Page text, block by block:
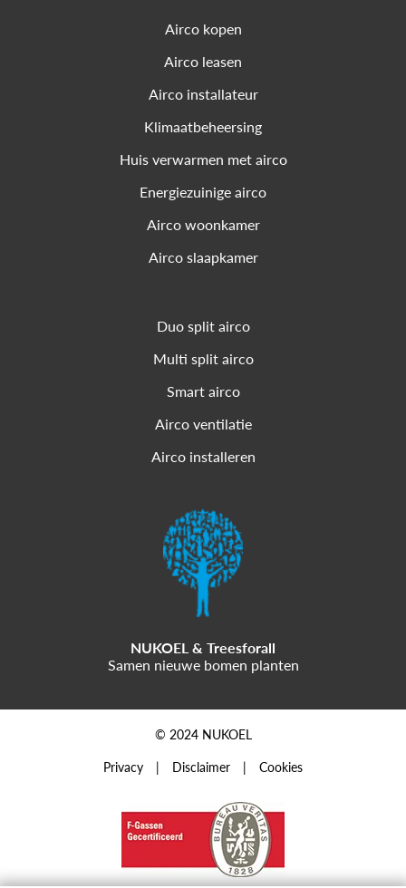
Airco kopen
Airco leasen
Airco installateur
Klimaatbeheersing
Huis verwarmen met airco
Energiezuinige airco
Airco woonkamer
Airco slaapkamer
Duo split airco
Multi split airco
Smart airco
Airco ventilatie
Airco installeren
NUKOEL & Treesforall
Samen nieuwe bomen planten
© 2024 NUKOEL
Privacy Disclaimer Cookies